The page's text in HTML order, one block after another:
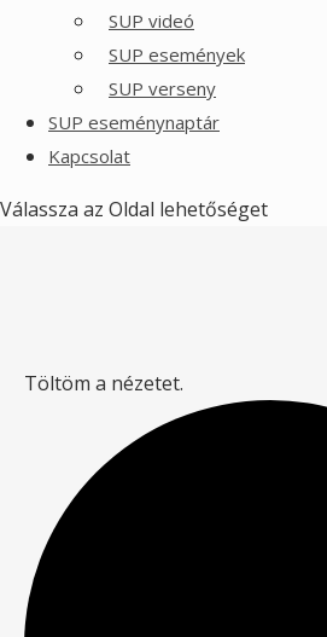
SUP videó
SUP események
SUP verseny
SUP eseménynaptár
Kapcsolat
Válassza az Oldal lehetőséget
Töltöm a nézetet.